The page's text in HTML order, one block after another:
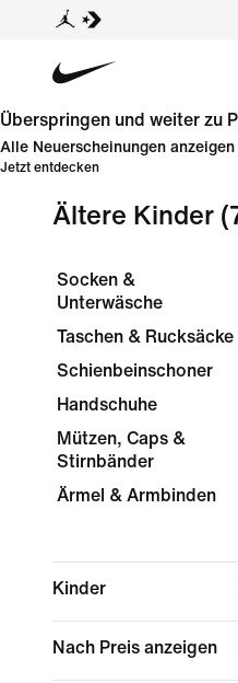
Überspringen und weiter zu
Alle Neuerscheinungen anzeigen
Jetzt entdecken
Ältere Kinder
Socken &
Unterwäsche
Taschen & Rucksäcke
Schienbeinschoner
Handschuhe
Mützen, Caps &
Stirnbänder
Ärmel & Armbinden
Kinder
Nach Preis anzeigen